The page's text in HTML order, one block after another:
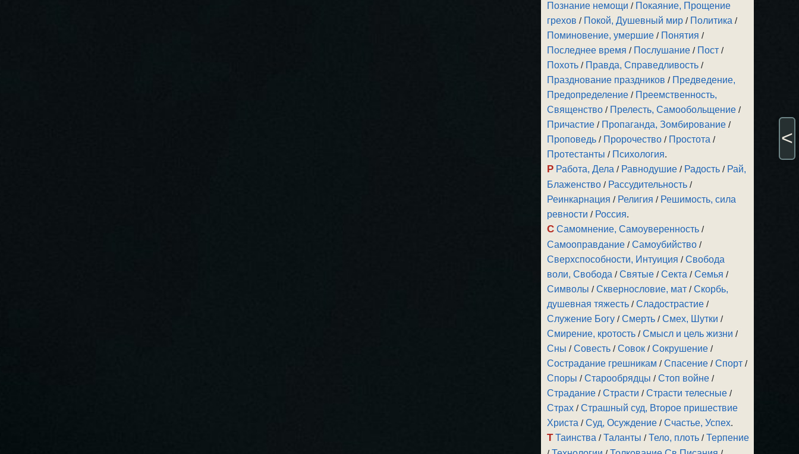
Познание немощи / Покаяние, Прощение
грехов / Покой, Душевный мир / Политика /
Поминовение, умершие / Понятия /
Последнее время / Послушание / Пост /
Похоть / Правда, Справедливость /
Празднование праздников / Предведение,
Предопределение / Преемственность,
Священство / Прелесть, Самообольщение /
Причастие / Пропаганда, Зомбирование /
Проповедь / Пророчество / Простота /
Протестанты / Психология.
Р Работа, Дела / Равнодушие / Радость / Рай,
Блаженство / Рассудительность /
Реинкарнация / Религия / Решимость, сила
ревности / Россия.
С Самомнение, Самоуверенность /
Самооправдание /Самоубийство /
Сверхспособности, Интуиция /Свобода
воли, Свобода /Святые /Секта /Семья /
Символы /Сквернословие, мат /Скорбь,
душевная тяжесть /Сладострастие /
Служение Богу /Смерть /Смех, Шутки /
Смирение, кротость /Смысл и цель жизни /
Сны /Совесть /Совок /Сокрушение /
Сострадание грешникам /Спасение /Спорт /
Споры /Старообрядцы /Стоп войне /
Страдание /Страсти /Страсти телесные /
Страх /Страшный суд, Второе пришествие
Христа /Суд, Осуждение /Счастье, Успех.
Т Таинства /Таланты /Тело, плоть /Терпение
<